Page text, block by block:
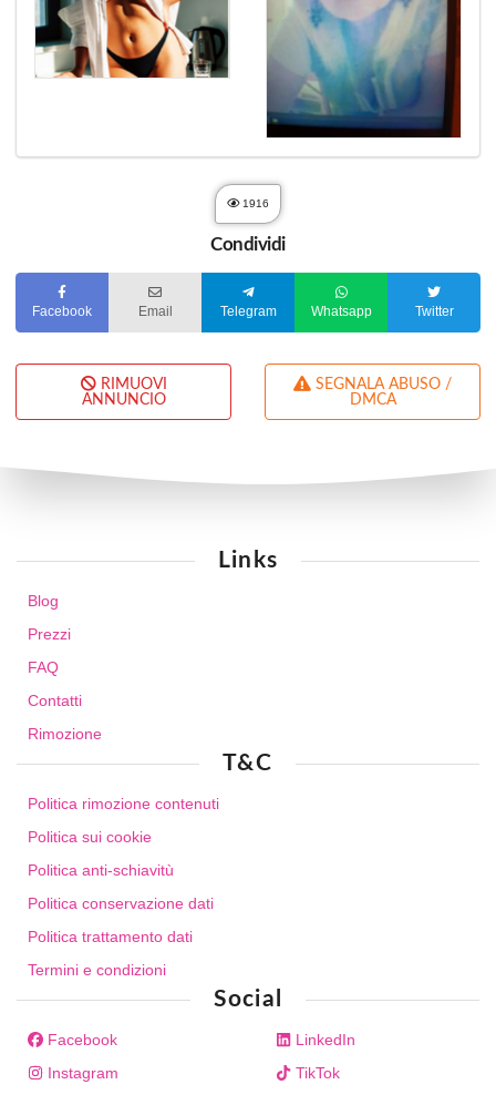
1916
Condividi
Facebook Email Telegram Whatsapp Twitter
RIMUOVI
ANNUNCIO
DMCA
Links
Blog
Prezzi
FAQ
Contatti
Rimozione
T&C
Politica rimozione contenuti
Politica sui cookie
Politica anti-schiavitù
Politica conservazione dati
Politica trattamento dati
Termini e condizioni
Social
Facebook
Instagram
LinkedIn
TikTok